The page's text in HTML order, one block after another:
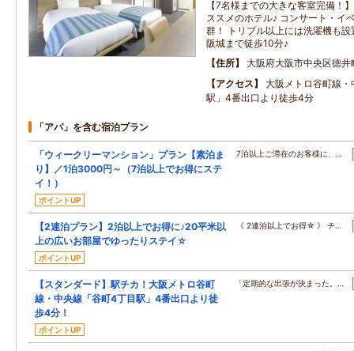
【7名様までの大きな客室完備！
ススメのホテル♪ コンサート・イ
群！ トリプル以上には洗濯機も
阪城まで徒歩10分♪
住所
大阪府大阪市中央区徳井
アクセス
大阪メトロ谷町線
駅」4番出口より徒歩4分
「アパ」を含む宿泊プラン
「ウィークリーマンション」プラン【素泊ま
り】／1泊3000円～（7泊以上でお得にステ
イ！）
ポイントUP
7泊以上ご滞在のお客様に、…
【2連泊プラン】2泊以上でお得に♪20平米以
上の広いお部屋でゆったりステイ☆
ポイントUP
《 2連泊以上でお得☆ 》 チ…
【スタンダード】駅チカ！大阪メトロ谷町
線・中央線「谷町4丁目駅」4番出口より徒
歩4分！
ポイントUP
「定期的な出張が決まった。…